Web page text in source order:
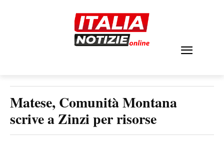
Matese, Comunità Montana
scrive a Zinzi per risorse